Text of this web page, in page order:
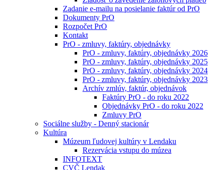
Zadanie e-mailu na posielanie faktúr od PrO
Dokumenty PrO
Rozpočet PrO
Kontakt
PrO - zmluvy, faktúry, objednávky
PrO - zmluvy, faktúry, objednávky 2026
PrO - zmluvy, faktúry, objednávky 2025
PrO - zmluvy, faktúry, objednávky 2024
PrO - zmluvy, faktúry, objednávky 2023
Archív zmlúv, faktúr, objednávok
Faktúry PrO - do roku 2022
Objednávky PrO - do roku 2022
Zmluvy PrO
Sociálne služby - Denný stacionár
Kultúra
Múzeum ľudovej kultúry v Lendaku
Rezervácia vstupu do múzea
INFOTEXT
CVČ Lendak